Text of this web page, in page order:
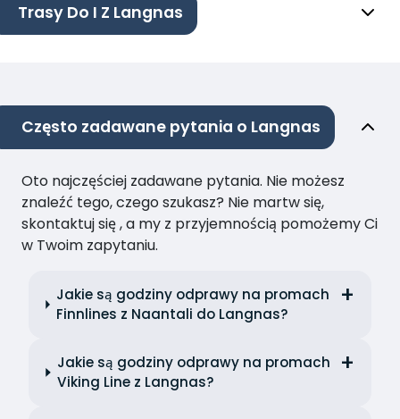
Trasy Do I Z Langnas
Często zadawane pytania o Langnas
Oto najczęściej zadawane pytania. Nie możesz
znaleźć tego, czego szukasz? Nie martw się,
skontaktuj się , a my z przyjemnością pomożemy Ci
w Twoim zapytaniu.
Jakie są godziny odprawy na promach
Finnlines z Naantali do Langnas?
Jakie są godziny odprawy na promach
Viking Line z Langnas?